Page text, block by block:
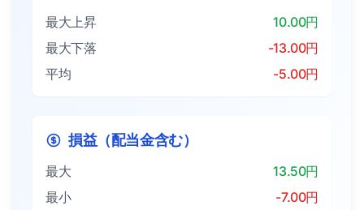
最大上昇
10.00円
最大下落
-13.00円
平均
-5.00円
損益（配当金含む）
最大
13.50円
最小
-7.00円